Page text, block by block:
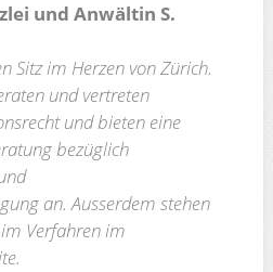
und Anwältin S.
Sitz im Herzen von Zürich.
und vertreten
und bieten eine
bezüglich
an. Ausserdem stehen
Verfahren im